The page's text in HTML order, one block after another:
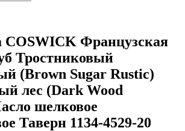
COSWICK Французская
Тростниковый
(Brown Sugar Rustic)
лес (Dark Wood
шелковое
Таверн 1134-4529-20